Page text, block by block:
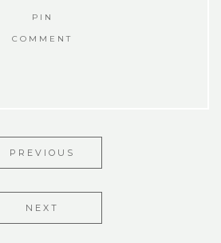
PIN
COMMENT
PREVIOUS
NEXT